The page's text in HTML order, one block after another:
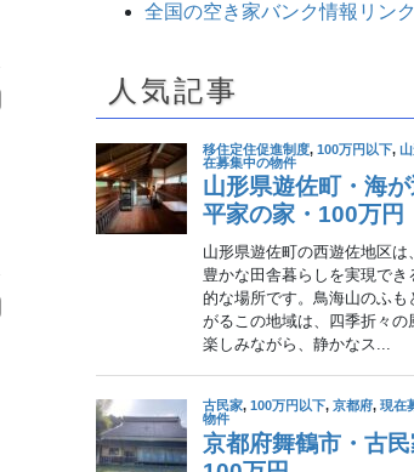
全国の空き家バンク情報リンク
人気記事